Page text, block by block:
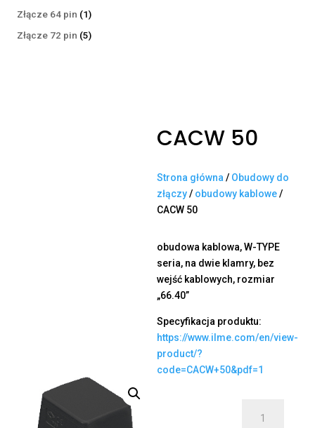
produkty
Złącze 64 pin 11
produkt
Złącze 72 pin 55
CACW 50
Strona główna / Obudowy do
złączy/ obudowy kablowe/
CACW 50
obudowa kablowa, W-TYPE
seria, na dwie klamry, bez
wejść kablowych, rozmiar
„66.40”
Specyfikacja produktu:
https://www.ilme.com/en/view-
product/?
code=CACW+50&pdf=1
CACW